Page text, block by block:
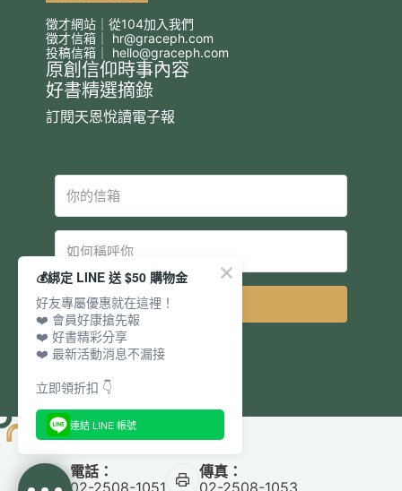
徵才網站｜從104加入我們
徵才信箱｜ hr@graceph.com
投稿信箱｜ hello@graceph.com
原創信仰時事內容
好書精選摘錄
訂閱天恩悅讀電子報
電話：
傳真：
💰綁定 LINE 送 $50 購物金
好友專屬優惠就在這裡！
❤️ 會員好康搶先報
❤️ 好書精彩分享
❤️ 最新活動消息不漏接
立即領折扣 👇
連結 LINE 帳號